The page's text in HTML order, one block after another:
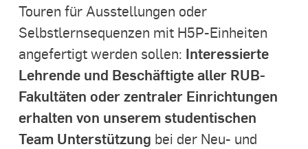
Touren für Ausstellungen oder
Selbstlernsequenzen mit H5P-Einheiten
angefertigt werden sollen: Interessierte
Lehrende und Beschäftigte aller RUB-
Fakultäten oder zentraler Einrichtungen
erhalten von unserem studentischen
Team Unterstützung bei der Neu- und